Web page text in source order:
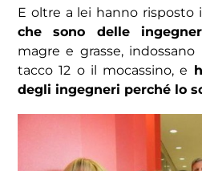
E oltre a lei hanno
che sono delle
magre e grasse, indossano
tacco 12 o il mocassino, e
degli ingegneri perché lo